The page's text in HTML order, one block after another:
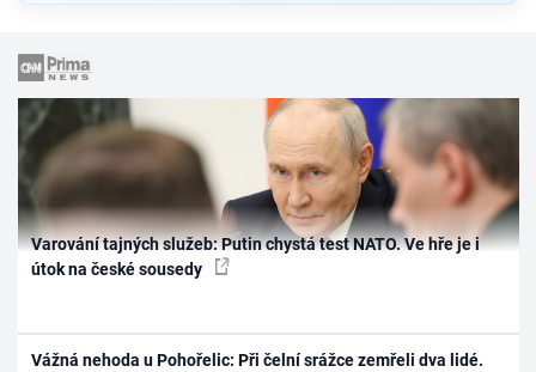
Varování tajných služeb: Putin chystá test NATO. Ve hře je i
útok na české sousedy
Vážná nehoda u Pohořelic: Při čelní srážce zemřeli dva lidé.